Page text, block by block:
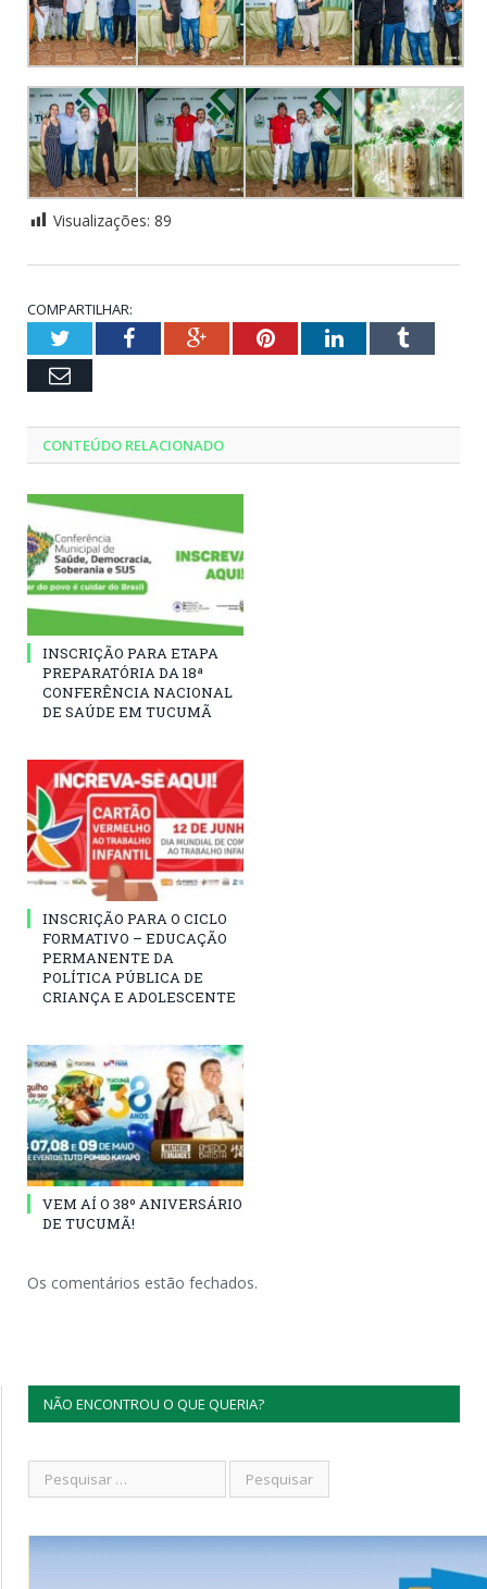
Visualizações: 89
COMPARTILHAR:
TwitterFacebookGoogle+PinterestLinkedInTumblr
Email
CONTEÚDO RELACIONADO
INSCRIÇÃO PARA ETAPA
PREPARATÓRIA DA 18ª
CONFERÊNCIA NACIONAL
DE SAÚDE EM TUCUMÃ
INSCRIÇÃO PARA O CICLO
FORMATIVO – EDUCAÇÃO
PERMANENTE DA
POLÍTICA PÚBLICA DE
CRIANÇA E ADOLESCENTE
VEM AÍ O 38º ANIVERSÁRIO
DE TUCUMÃ!
Os comentários estão fechados.
NÃO ENCONTROU O QUE QUERIA?